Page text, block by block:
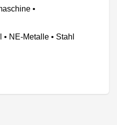
•
NE-Metalle • Stahl